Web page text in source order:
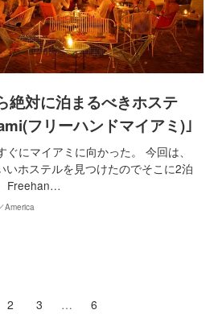
絶対に泊まるべきホステ
フリーハンドマイアミ)｣
にマイアミに向かった。 今回は、
いホステルを見つけたのでそこに2泊
Freehan…
America
2 3 … 6